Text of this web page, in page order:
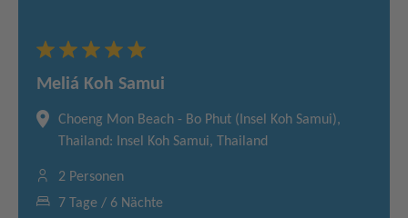
Meliá Koh Samui
Choeng Mon Beach - Bo Phut (Insel Koh Samui),
Thailand: Insel Koh Samui, Thailand
2 Personen
7 Tage / 6 Nächte